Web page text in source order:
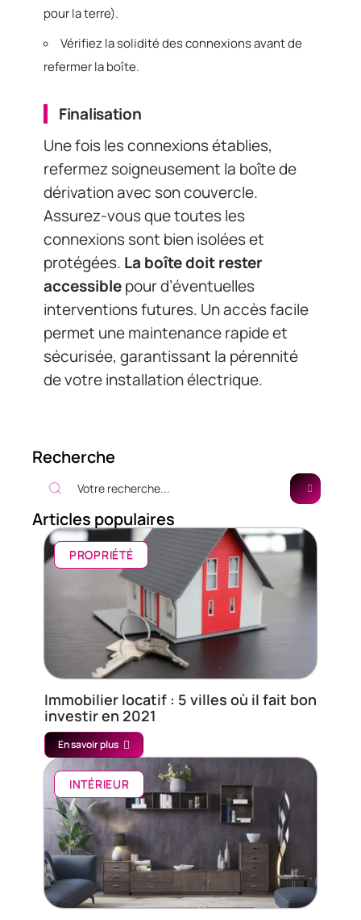
pour la terre).
Vérifiez la solidité des connexions avant de
refermer la boîte.
Finalisation
Une fois les connexions établies,
refermez soigneusement la boîte de
dérivation avec son couvercle.
Assurez-vous que toutes les
connexions sont bien isolées et
protégées. La boîte doit rester
accessiblepour d’éventuelles
interventions futures. Un accès facile
permet une maintenance rapide et
sécurisée, garantissant la pérennité
de votre installation électrique.
Recherche
Articles populaires
PROPRIÉTÉ
Immobilier locatif : 5 villes où il fait bon
investir en 2021
En savoir plus
INTÉRIEUR